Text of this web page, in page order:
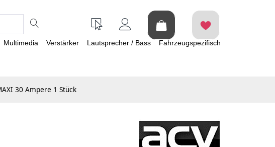
Multimedia Verstärker Lautsprecher / Bass Fahrzeugspezifisch
30 Ampere 1 Stück